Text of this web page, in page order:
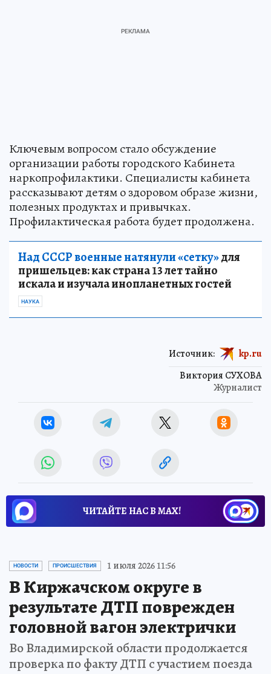
Ключевым вопросом стало обсуждение
организации работы городского Кабинета
наркопрофилактики. Специалисты кабинета
рассказывают детям о здоровом образе жизни,
полезных продуктах и привычках.
Профилактическая работа будет продолжена.
Над СССР военные натянули «сетку»для
пришельцев: как страна 13 лет тайно
искала и изучала инопланетных гостей
НАУКА
Виктория СУХОВА
Журналист
Источник: kp.ru
ЧИТАЙТЕ НАС В МАХ!
НОВОСТИ ПРОИСШЕСТВИЯ 1 июля 2026 11:56
В Киржачском округе в
результате ДТП поврежден
головной вагон электрички
Во Владимирской области продолжается
проверка по факту ДТП с участием поезда